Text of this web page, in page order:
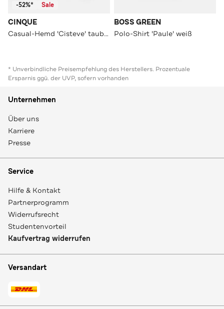
-52%* Sale
CINQUE
Casual-Hemd 'Cisteve' taubenblau Slim Fit
BOSS GREEN
Polo-Shirt 'Paule' weiß
* Unverbindliche Preisempfehlung des Herstellers. Prozentuale
Ersparnis ggü. der UVP, sofern vorhanden
Unternehmen
Über uns
Karriere
Presse
Service
Hilfe & Kontakt
Partnerprogramm
Widerrufsrecht
Studentenvorteil
Kaufvertrag widerrufen
Versandart